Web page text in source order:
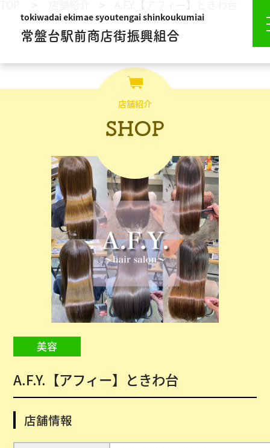
tokiwadai ekimae syoutengai shinkoukumiai
常盤台駅前商店街振興組合
店舗紹介
SHOP
美容
A.F.Y.【アフィー】ときわ台
店舗情報